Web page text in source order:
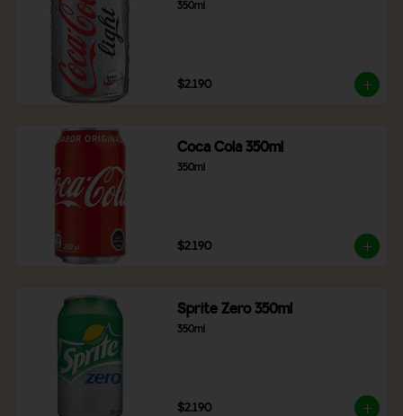
350ml
$2.190
Coca Cola 350ml
350ml
$2.190
Sprite Zero 350ml
350ml
$2.190